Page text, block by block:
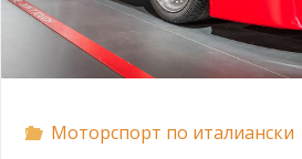
Моторспорт по италиански